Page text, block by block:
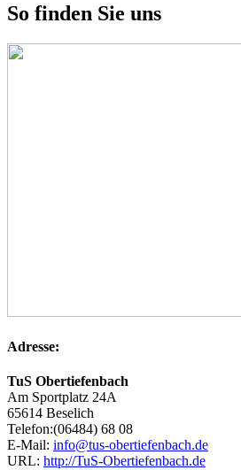
So finden Sie uns
Adresse:
TuS Obertiefenbach
Am Sportplatz 24A
65614 Beselich
Telefon:(06484) 68 08
E-Mail: info@tus-obertiefenbach.de
URL: http://TuS-Obertiefenbach.de